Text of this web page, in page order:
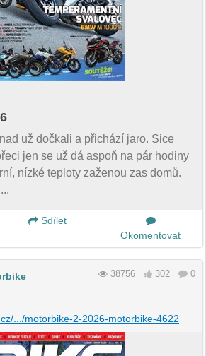
už dočkali a přichází jaro. Sice
jen se už dá aspoň na pár hodiny
nízké teploty zaženou zas domů.
Sdílet
Okomentovat
38756 302 0
.../motorbike-2-2026-motorbike-4622